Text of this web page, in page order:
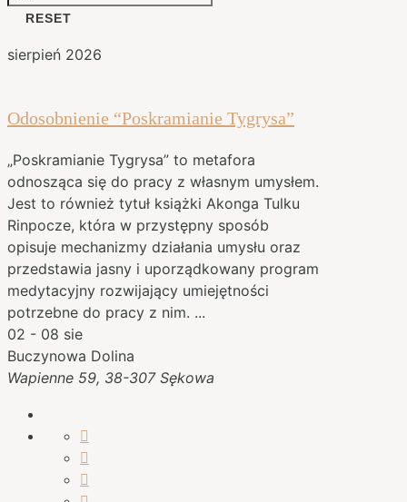
RESET
sierpień 2026
Odosobnienie “Poskramianie Tygrysa”
„Poskramianie Tygrysa” to metafora
odnosząca się do pracy z własnym umysłem.
Jest to również tytuł książki Akonga Tulku
Rinpocze, która w przystępny sposób
opisuje mechanizmy działania umysłu oraz
przedstawia jasny i uporządkowany program
medytacyjny rozwijający umiejętności
potrzebne do pracy z nim. ...
02 - 08 sie
Buczynowa Dolina
Wapienne 59, 38-307 Sękowa